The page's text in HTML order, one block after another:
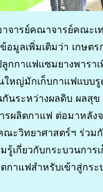
าจารย์คณาจารย์คณะเ
อมูลเพิ่มเติมว่า เกษต
กกาแฟแซมยางพารา
ใหญ่มักเก็บกาแฟแบบรู
นระหว่างผลดิบ ผลสุข
ผลิตกาแฟ ต่อมาหลัง
ณะวิทยาศาสตร์ฯ ร่วม
เกี่ยวกับกระบวนการเ
ดกาแฟสำหรับเข้าสู่กร